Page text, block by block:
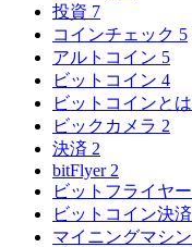
投資 7
コインチェック 5
アルトコイン 5
ビットコイン 4
ビットコインとは
ビックカメラ 2
決済 2
bitFlyer 2
ビットフライヤー
ビットコイン決済
マイニングマシン